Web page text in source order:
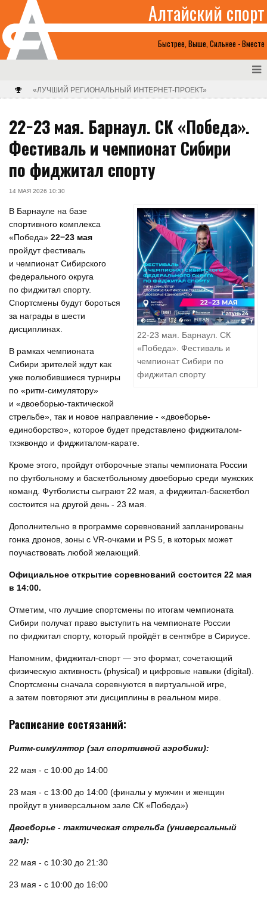
Быстрее, Выше, Сильнее - Вместе
Алтайский спорт
«ЛУЧШИЙ РЕГИОНАЛЬНЫЙ ИНТЕРНЕТ-ПРОЕКТ»
22−23 мая. Барнаул. СК «Победа».
Фестиваль и чемпионат Сибири
по фиджитал спорту
14 МАЯ 2026 10:30
22-23 мая. Барнаул. СК
«Победа». Фестиваль и
чемпионат Сибири по
фиджитал спорту
В Барнауле на базе
спортивного комплекса
«Победа» 22−23 мая
пройдут фестиваль
и чемпионат Сибирского
федерального округа
по фиджитал спорту.
Спортсмены будут бороться
за награды в шести
дисциплинах.
В рамках чемпионата
Сибири зрителей ждут как
уже полюбившиеся турниры
по «ритм-симулятору»
и «двоеборью-тактической
стрельбе», так и новое направление - «двоеборье-
единоборство», которое будет представлено фиджиталом-
тхэквондо и фиджиталом-карате.
Кроме этого, пройдут отборочные этапы чемпионата России
по футбольному и баскетбольному двоеборью среди мужских
команд. Футболисты сыграют 22 мая, а фиджитал-баскетбол
состоится на другой день - 23 мая.
Дополнительно в программе соревнований запланированы
гонка дронов, зоны с VR-очками и PS 5, в которых может
поучаствовать любой желающий.
Официальное открытие соревнований состоится 22 мая
в 14:00.
Отметим, что лучшие спортсмены по итогам чемпионата
Сибири получат право выступить на чемпионате России
по фиджитал спорту, который пройдёт в сентябре в Сириусе.
Напомним, фиджитал-спорт — это формат, сочетающий
физическую активность (physical) и цифровые навыки (digital).
Спортсмены сначала соревнуются в виртуальной игре,
а затем повторяют эти дисциплины в реальном мире.
Расписание состязаний:
Ритм-симулятор (зал спортивной аэробики):
22 мая - с 10:00 до 14:00
23 мая - с 13:00 до 14:00 (финалы у мужчин и женщин
пройдут в универсальном зале СК «Победа»)
Двоеборье - тактическая стрельба (универсальный
зал):
22 мая - с 10:30 до 21:30
23 мая - с 10:00 до 16:00